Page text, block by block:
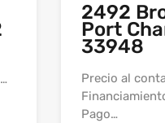
2492
Port
33948
Precio al
Pago…